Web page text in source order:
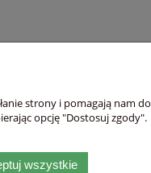
Formy
strony i pomagają nam
opcję "Dostosuj zgody".
wszystkie